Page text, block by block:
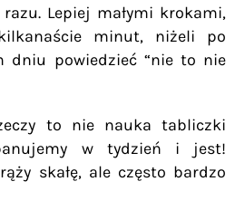
Lepiej małymi krokami,
minut, niżeli po
dniu powiedzieć “nie to nie
to nie nauka tabliczki
w tydzień i jest!
skałę, ale często bardzo